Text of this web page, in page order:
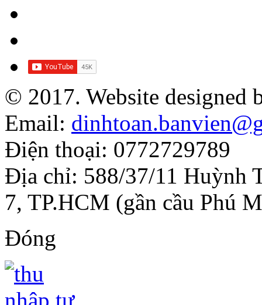
© 2017. Website designed
Email:
Điện thoại: 0772729789
Địa chỉ: 588/37/11 Huỳnh
7, TP.HCM (gần cầu Phú
Đóng